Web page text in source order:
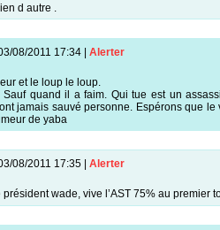
d autre .
08/2011 17:34 Alerter
et le loup le loup.
quand il a faim. Qui tue est un
jamais sauvé personne. Espérons que
de yaba
08/2011 17:35 Alerter
wade, vive l’AST 75% au premier